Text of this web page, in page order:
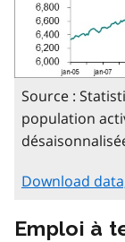
Source :
population
Download
Emploi à